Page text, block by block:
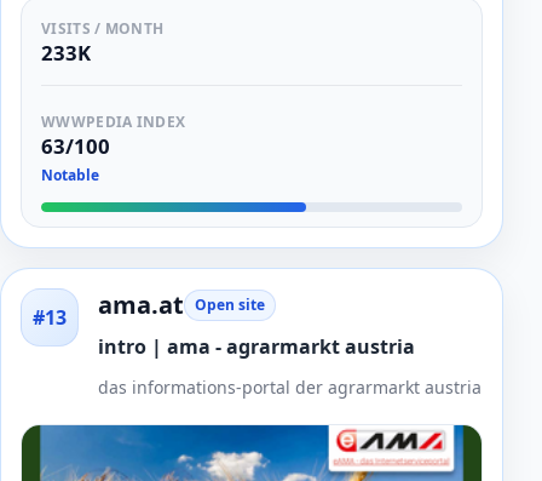
VISITS / MONTH
233K
WWWPEDIA INDEX
63/100
Notable
#13 ama.at Open site
intro | ama - agrarmarkt austria
das informations-portal der agrarmarkt austria